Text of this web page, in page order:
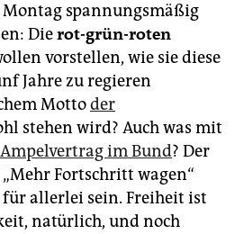
Montag spannungsmäßig
Dierot-grün-roten
vorstellen, wie sie diese
Jahre zu regieren
Mottoder
stehen wird? Auch was mit
im Bund? Der
Fortschritt wagen“
allerlei sein. Freiheit ist
natürlich, und noch